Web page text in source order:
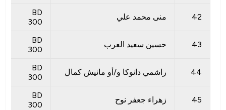
42 منى محمد علي
BD
300
43 حسين سعيد العرب
BD
300
44 راشمي دانوكا و/أو مانيش كمال
BD
300
45 زهراء جعفر نوح
BD
300